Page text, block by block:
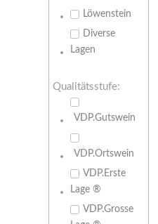
Löwenstein
Diverse
Lagen
Qualitätsstufe:
VDP.Gutswein
VDP.Ortswein
VDP.Erste
Lage ®
VDP.Grosse